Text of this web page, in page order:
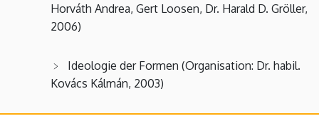
Horváth Andrea, Gert Loosen, Dr. Harald D. Gröller,
2006)
Ideologie der Formen (Organisation: Dr. habil.
Kovács Kálmán, 2003)